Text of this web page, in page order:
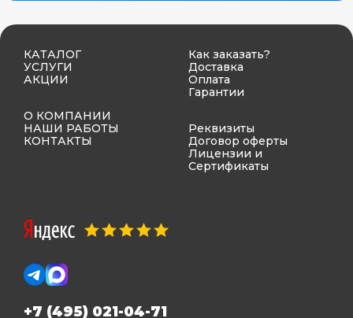
КАТАЛОГ
УСЛУГИ
АКЦИИ
О КОМПАНИИ
НАШИ РАБОТЫ
КОНТАКТЫ
Как заказать?
Доставка
Оплата
Гарантии
Реквизиты
Договор оферты
Лицензии и
Сертификаты
+7 (495) 021-04-71